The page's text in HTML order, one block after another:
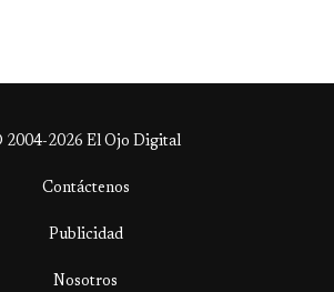
2004-2026 El Ojo Digital
Contáctenos
Publicidad
Nosotros